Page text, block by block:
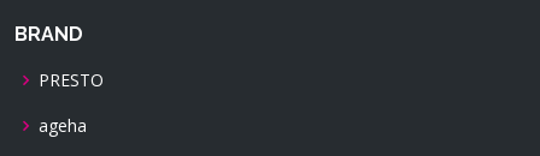
BRAND
PRESTO
ageha